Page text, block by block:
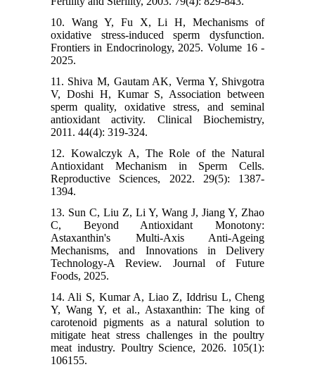
10. Wang Y, Fu X, Li H, Mechanisms of
oxidative stress-induced sperm dysfunction.
Frontiers in Endocrinology, 2025. Volume 16 -
2025.
11. Shiva M, Gautam AK, Verma Y, Shivgotra
V, Doshi H, Kumar S, Association between
sperm quality, oxidative stress, and seminal
antioxidant activity. Clinical Biochemistry,
2011. 44(4): 319-324.
12. Kowalczyk A, The Role of the Natural
Antioxidant Mechanism in Sperm Cells.
Reproductive Sciences, 2022. 29(5): 1387-
1394.
13. Sun C, Liu Z, Li Y, Wang J, Jiang Y, Zhao
C, Beyond Antioxidant Monotony:
Astaxanthin's Multi-Axis Anti-Ageing
Mechanisms, and Innovations in Delivery
Technology-A Review. Journal of Future
Foods, 2025.
14. Ali S, Kumar A, Liao Z, Iddrisu L, Cheng
Y, Wang Y, et al., Astaxanthin: The king of
carotenoid pigments as a natural solution to
mitigate heat stress challenges in the poultry
meat industry. Poultry Science, 2026. 105(1):
106155.